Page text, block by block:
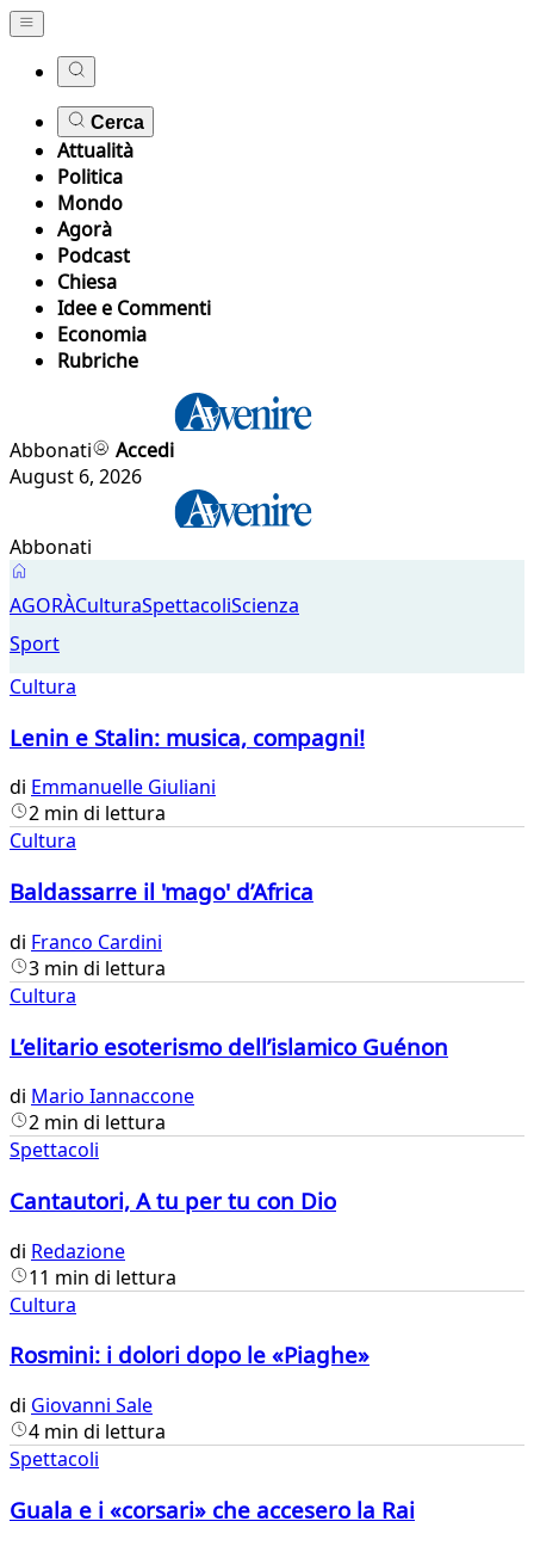
Cerca
Attualità
Politica
Mondo
Agorà
Podcast
Chiesa
Idee e Commenti
Economia
Rubriche
Abbonati
Accedi
August 6, 2026
Abbonati
Agorà
AGORÀCulturaSpettacoliScienza
Sport
Cultura
Lenin e Stalin: musica, compagni!
di Emmanuelle Giuliani
2 min di lettura
Cultura
Baldassarre il 'mago' d’Africa
di Franco Cardini
3 min di lettura
Cultura
L’elitario esoterismo dell’islamico Guénon
di Mario Iannaccone
2 min di lettura
Spettacoli
Cantautori, A tu per tu con Dio
di Redazione
11 min di lettura
Cultura
Rosmini: i dolori dopo le «Piaghe»
di Giovanni Sale
4 min di lettura
Spettacoli
Guala e i «corsari» che accesero la Rai